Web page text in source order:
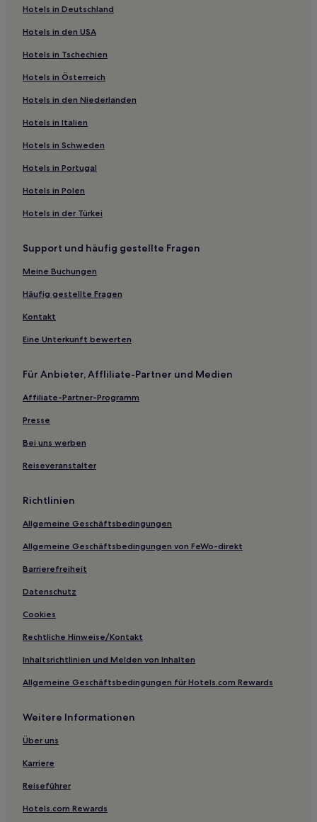
Hassel Hotels
Groß Köhren Hotels
Heiligenfelde Hotels
Hotels nahe Bahnhof Steinfeld
Bensen Hotels
Landkreis Oldenburg: Hotels
Mittelweser: Hotels
Mallinghausen Hotels
Hotels nahe Bahnhof Heiligenfelde
Melle Hotels
Landkreis Vechta: Hotels
Wöpse Hotels
Altenmarhorst Hotels
Hallstedt Hotels
Osterholz Hotels
Hotels nahe Bahnhof Stadthagen
Damme Hotels
Stelle Hotels
Deindrup Hotels
Eicken Hotels
Heimstatt Hotels
Belm Hotels
Neuenkirchen Hotels
Vechta Hotels
Steinhude Hotels
Hagen Hotels
Bramstedt Hotels
Hotels nahe Bahnhof Hoyerhagen
Bissendorf Hotels
Feine Hotels
Klein Köhren Hotels
Bockhop Hotels
Albringhausen Hotels
Hotels in Deutschland
Hotels in den USA
Hotels in Tschechien
Hotels in Österreich
Hotels in den Niederlanden
Hotels in Italien
Hotels in Schweden
Hotels in Portugal
Hotels in Polen
Hotels in der Türkei
Support und häufig gestellte Fragen
Meine Buchungen
Häufig gestellte Fragen
Kontakt
Eine Unterkunft bewerten
Für Anbieter, Affliliate-Partner und Medien
Affiliate-Partner-Programm
Presse
Bei uns werben
Reiseveranstalter
Richtlinien
Allgemeine Geschäftsbedingungen
Allgemeine Geschäftsbedingungen von FeWo-direkt
Barrierefreiheit
Datenschutz
Cookies
Rechtliche Hinweise/Kontakt
Inhaltsrichtlinien und Melden von Inhalten
Allgemeine Geschäftsbedingungen für Hotels.com Rewards
Weitere Informationen
Über uns
Karriere
Reiseführer
Hotels.com Rewards